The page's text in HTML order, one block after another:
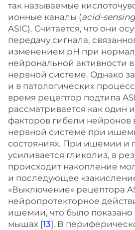
так называемые
ионные каналы (acid-
ASIC). Считается, что они
передачу сигнала,
изменением рН при
нейрональной активности
нервной системе. Однако
и в патологических
время рецептор подтипа
рассматривается как один
факторов гибели нейронов
нервной системе при
состояниях. При ишемии и
усиливается гликолиз, в
происходит накопление
и последующее
«Выключение» рецептора
нейропротекторное
ишемии, что было показано
мышах [13]. В